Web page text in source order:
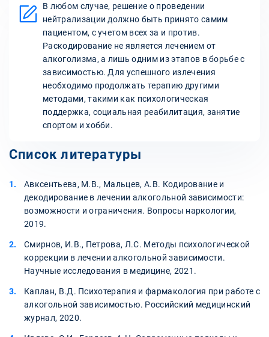
В любом случае, решение о проведении
нейтрализации должно быть принято самим
пациентом, с учетом всех за и против.
Раскодирование не является лечением от
алкоголизма, а лишь одним из этапов в борьбе с
зависимостью. Для успешного излечения
необходимо продолжать терапию другими
методами, такими как психологическая
поддержка, социальная реабилитация, занятие
спортом и хобби.
Список литературы
Авксентьева, М.В., Мальцев, А.В. Кодирование и
декодирование в лечении алкогольной зависимости:
возможности и ограничения. Вопросы наркологии,
2019.
Смирнов, И.В., Петрова, Л.С. Методы психологической
коррекции в лечении алкогольной зависимости.
Научные исследования в медицине, 2021.
Каплан, В.Д. Психотерапия и фармакология при работе с
алкогольной зависимостью. Российский медицинский
журнал, 2020.